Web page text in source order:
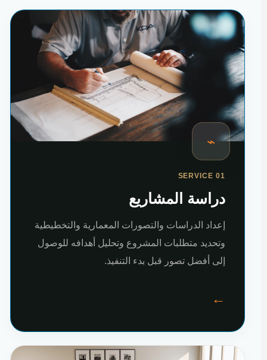
⌁
SERVICE 01
دراسة المشاريع
إعداد الدراسات والتصورات المعمارية والتخطيطية
وتحديد متطلبات المشروع وتحليل أهدافه للوصول
إلى أفضل تصور قبل بدء التنفيذ.
←